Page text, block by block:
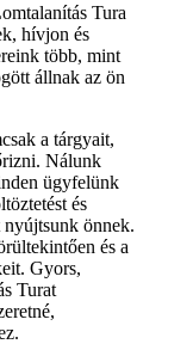
Tura
hívjon és
több, mint
állnak az ön
a tárgyait,
Nálunk
ügyfelünk
és
nyújtsunk önnek.
és a
Gyors,
Turat